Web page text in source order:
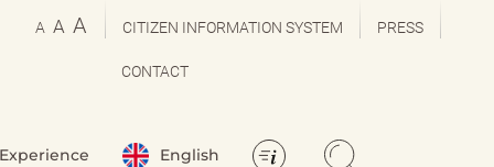
A A A CITIZEN INFORMATION SYSTEM PRESS
CONTACT
English